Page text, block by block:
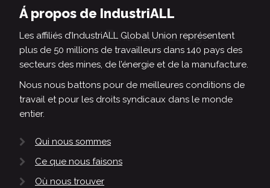
Á propos de IndustriALL
Les affiliés d’IndustriALL Global Union représentent
plus de 50 millions de travailleurs dans 140 pays des
secteurs des mines, de l’énergie et de la manufacture.
Nous nous battons pour de meilleures conditions de
travail et pour les droits syndicaux dans le monde
entier.
Qui nous sommes
Ce que nous faisons
Où nous trouver